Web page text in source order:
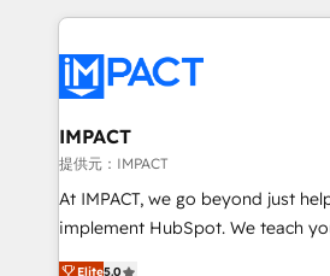
Execution... Global 24/7 ... All Experts 3️⃣
Slash months from your API
Click "Contact Business" ⬅️ to
Integration templates that put
of your tech stack, syncing... 🛍️ Shopify or
WooCommerce 💲 Stripe or
Netsuite 🤖 Google or Microsoft
IMPACT
提供元：IMPACT
At IMPACT, we go beyond just
implement HubSpot. We teach your team how to
master it. As the creators of the Endless Customers
Elite5.0